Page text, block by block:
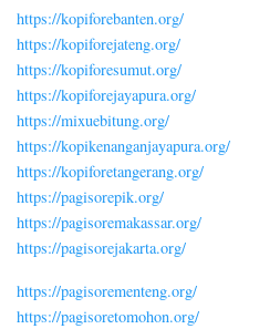
https://kopiforebanten.org/
https://kopiforejateng.org/
https://kopiforesumut.org/
https://kopiforejayapura.org/
https://mixuebitung.org/
https://kopikenanganjayapura.org/
https://kopiforetangerang.org/
https://pagisorepik.org/
https://pagisoremakassar.org/
https://pagisorejakarta.org/
https://pagisorementeng.org/
https://pagisoretomohon.org/